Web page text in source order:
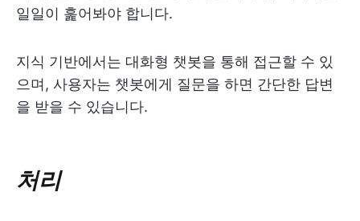
일일이 훑어봐야 합니다.
지식 기반에서는 대화형 챗봇을 통해 접근할 수 있
으며, 사용자는 챗봇에게 질문을 하면 간단한 답변
을 받을 수 있습니다.
처리